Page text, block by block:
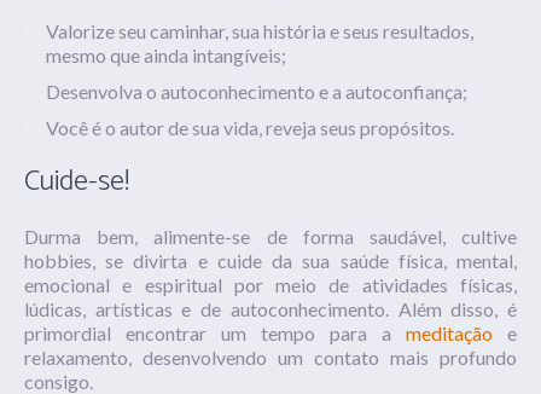
Valorize seu caminhar, sua história e seus resultados,
mesmo que ainda intangíveis;
Desenvolva o autoconhecimento e a autoconfiança;
Você é o autor de sua vida, reveja seus propósitos.
Cuide-se!
Durma bem, alimente-se de forma saudável, cultive
hobbies, se divirta e cuide da sua saúde física, mental,
emocional e espiritual por meio de atividades físicas,
lúdicas, artísticas e de autoconhecimento. Além disso, é
primordial encontrar um tempo para a meditação e
relaxamento, desenvolvendo um contato mais profundo
consigo.